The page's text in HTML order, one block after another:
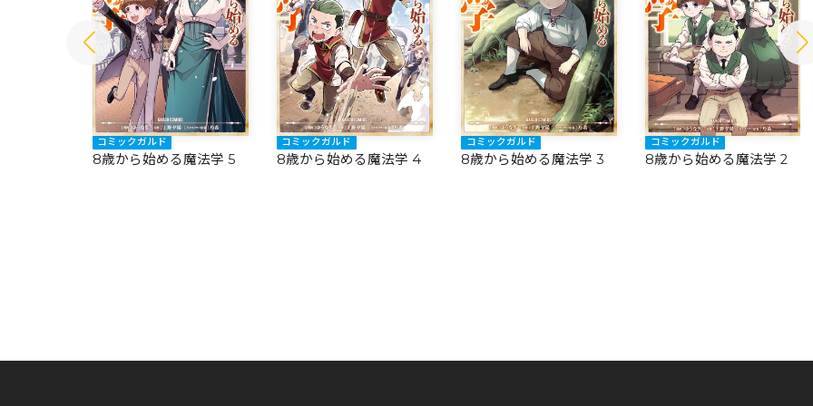
コミックガルド
8歳から始める魔法学 5
コミックガルド
8歳から始める魔法学 4
コミックガルド
8歳から始める魔法学 3
コミックガルド
8歳から始める魔法学 2